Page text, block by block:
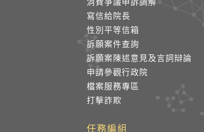
消費爭議申訴調解
寫信給院長
性別平等信箱
訴願案件查詢
訴願案陳述意見及言詞辯論
申請參觀行政院
檔案服務專區
打擊詐欺
任務編組